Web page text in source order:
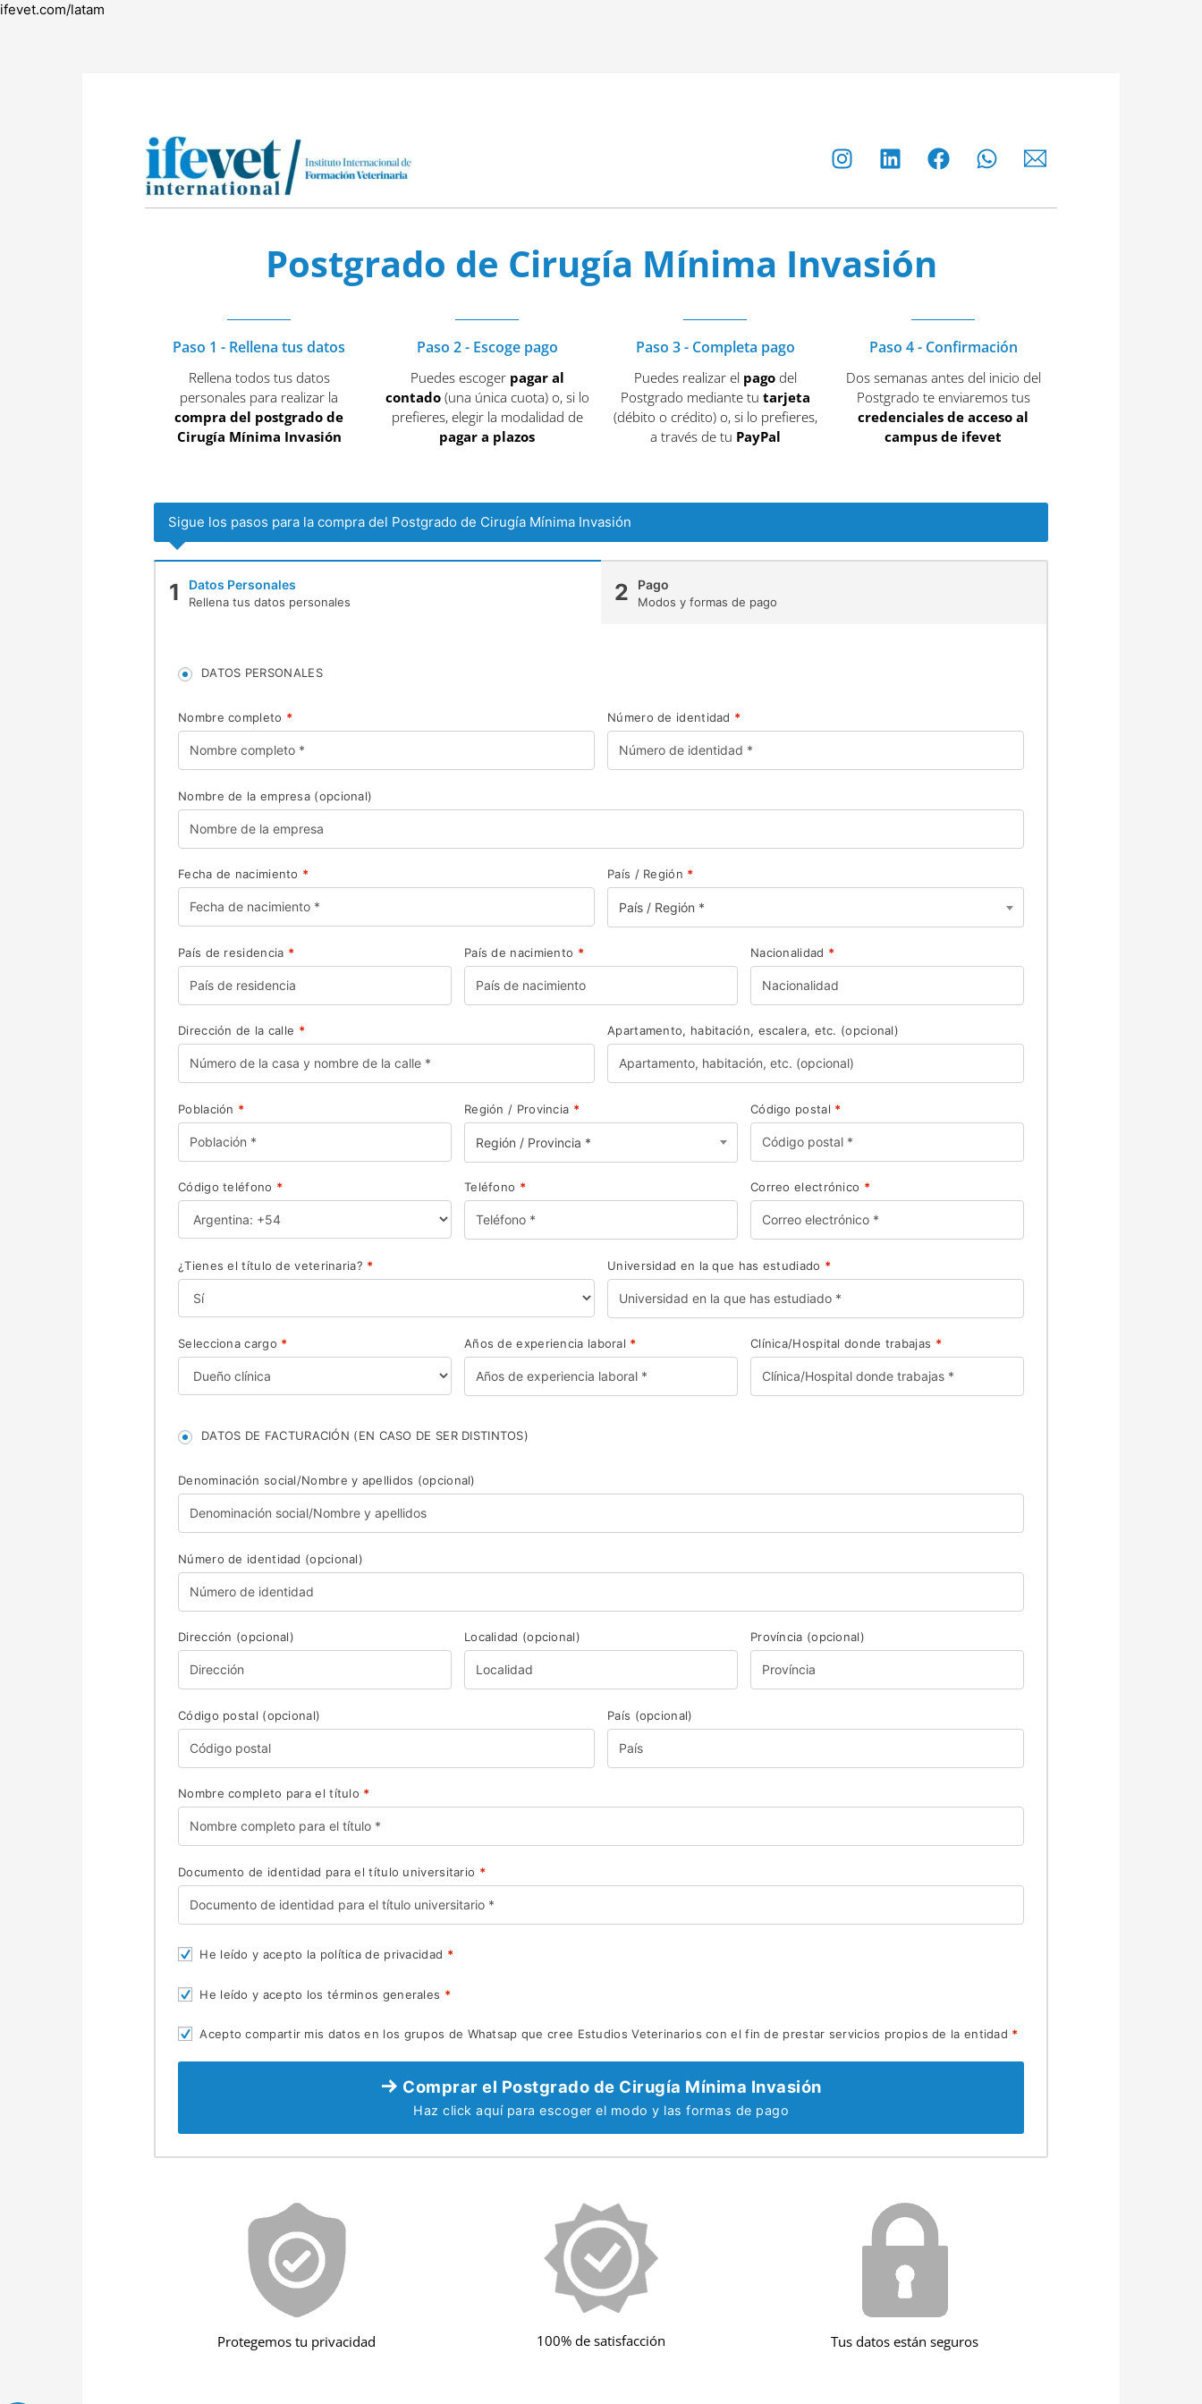
ifevet.com/latam
Postgrado de Cirugía Mínima Invasión
Paso 1 - Rellena tus datos
Rellena todos tus datos
personales para realizar la
compra del postgrado de
Cirugía Mínima Invasión
Paso 2 - Escoge pago
Puedes escoger pagar al
contado(una única cuota) o, si lo
prefieres, elegir la modalidad de
pagar a plazos
Paso 3 - Completa pago
Puedes realizar el pagodel
Postgrado mediante tu tarjeta
(débito o crédito) o, si lo prefieres,
a través de tu PayPal
Paso 4 - Confirmación
Dos semanas antes del inicio del
Postgrado te enviaremos tus
credenciales de acceso al
campus de ifevet
Sigue los pasos para la compra del Postgrado de Cirugía Mínima Invasión
1 Datos Personales
Rellena tus datos personales 2 Pago
Modos y formas de pago
DATOS PERSONALES
Nombre completo * Número de identidad *
Nombre de la empresa (opcional)
Fecha de nacimiento * País / Región *
País / Región *
País de residencia * País de nacimiento * Nacionalidad *
Dirección de la calle * Apartamento, habitación, escalera, etc. (opcional)
Población * Región / Provincia *
Región / Provincia *
Código postal *
Código teléfono * Teléfono * Correo electrónico *
¿Tienes el título de veterinaria? * Universidad en la que has estudiado *
Selecciona cargo * Años de experiencia laboral * Clínica/Hospital donde trabajas *
DATOS DE FACTURACIÓN (EN CASO DE SER DISTINTOS)
Denominación social/Nombre y apellidos (opcional)
Número de identidad (opcional)
Dirección (opcional) Localidad (opcional) Província (opcional)
Código postal (opcional) País (opcional)
Nombre completo para el título *
Documento de identidad para el título universitario *
He leído y acepto la política de privacidad *
He leído y acepto los términos generales *
Acepto compartir mis datos en los grupos de Whatsap que cree Estudios Veterinarios con el fin de prestar servicios propios de la entidad *
Comprar el Postgrado de Cirugía Mínima Invasión
Haz click aquí para escoger el modo y las formas de pago
Protegemos tu privacidad 100% de satisfacción Tus datos están seguros